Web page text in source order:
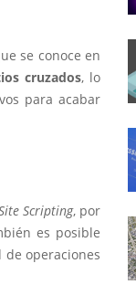
se conoce en
cruzados, lo
para acabar
Scripting, por
es posible
operaciones